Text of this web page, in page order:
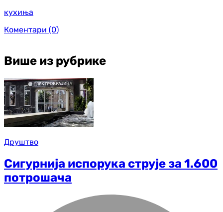
кухиња
Коментари (0)
Више из рубрике
Друштво
Сигурнија испорука струје за 1.600
потрошача